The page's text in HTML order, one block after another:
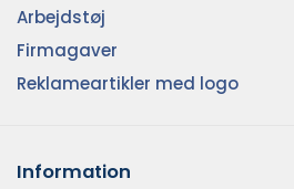
Arbejdstøj
Firmagaver
Reklameartikler med logo
Information